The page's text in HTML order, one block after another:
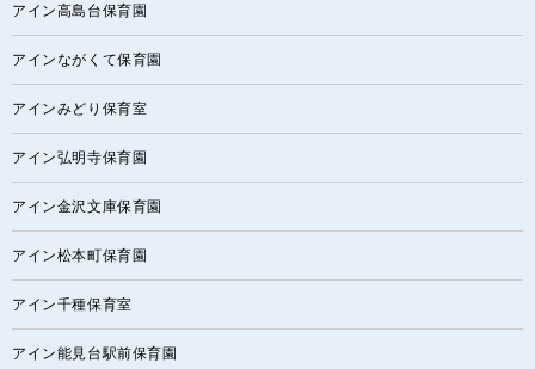
アイン高島台保育園
アインながくて保育園
アインみどり保育室
アイン弘明寺保育園
アイン金沢文庫保育園
アイン松本町保育園
アイン千種保育室
アイン能見台駅前保育園